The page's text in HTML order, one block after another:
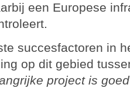
een Europese
succesfactoren in
op dit gebied
project is